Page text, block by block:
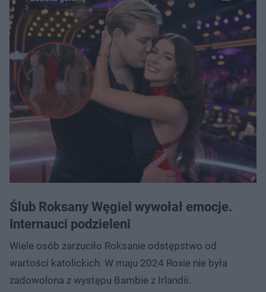
Ślub Roksany Węgiel wywołał emocje.
Internauci podzieleni
Wiele osób zarzuciło Roksanie odstępstwo od
wartości katolickich. W maju 2024 Roxie nie była
zadowolona z występu Bambie z Irlandii.